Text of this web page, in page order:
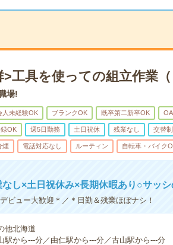
工具を使っての組立作業（
場!
人未経験OK ブランクOK 既卒第二新卒OK
OK 週5日勤務 土日祝休 残業なし 交替
煙 電話対応なし ルーティン 自転車・バイク
し×土日祝休み×長期休暇あり○サッシ
ビュー大歓迎＊／＊日勤＆残業ほぼナシ！
他北海道
駅から---分／由仁駅から---分／古山駅から---分